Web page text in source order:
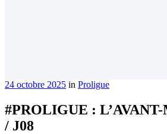
24 octobre 2025 in Proligue
#PROLIGUE :
/ J08